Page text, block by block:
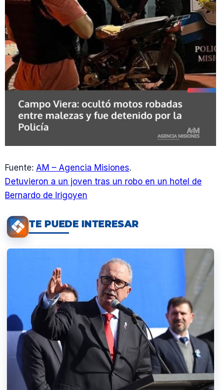
Fuente: AM – Agencia Misiones.
Detuvieron a un joven tras un robo en un hotel de
Bernardo de Irigoyen
TE PUEDE INTERESAR